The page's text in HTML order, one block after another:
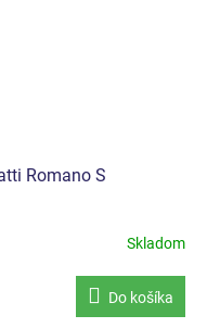
Romano S
Skladom
Do košíka